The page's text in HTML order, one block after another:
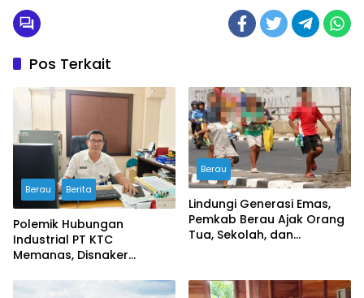
Pos Terkait
Berau Berita
Polemik Hubungan
Industrial PT KTC
Memanas, Disnaker
Serikat Buruh Soroti
Berau
Lindungi Generasi Emas,
Pemkab Berau Ajak Orang
Tua, Sekolah, dan